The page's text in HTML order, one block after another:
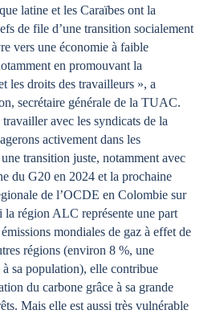
latine et les Caraïbes ont la
de file d’une transition socialement
vers une économie à faible
en promouvant la
les droits des travailleurs », a
secrétaire générale de la TUAC.
avec les syndicats de la
activement dans les
transition juste, notamment avec
du G20 en 2024 et la prochaine
de l’OCDE en Colombie sur
la région ALC représente une part
mondiales de gaz à effet de
régions (environ 8 %, une
sa population), elle contribue
du carbone grâce à sa grande
Mais elle est aussi très vulnérable